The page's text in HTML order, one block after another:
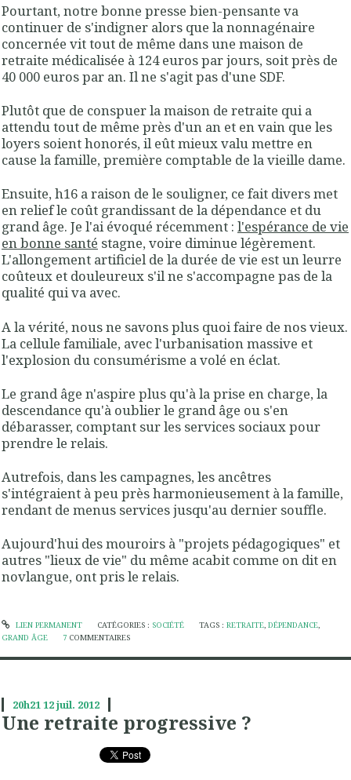
Pourtant, notre bonne presse bien-pensante va
continuer de s'indigner alors que la nonnagénaire
concernée vit tout de même dans une maison de
retraite médicalisée à 124 euros par jours, soit près de
40 000 euros par an. Il ne s'agit pas d'une SDF.
Plutôt que de conspuer la maison de retraite qui a
attendu tout de même près d'un an et en vain que les
loyers soient honorés, il eût mieux valu mettre en
cause la famille, première comptable de la vieille dame.
Ensuite, h16 a raison de le souligner, ce fait divers met
en relief le coût grandissant de la dépendance et du
grand âge. Je l'ai évoqué récemment : l'espérance de vie
en bonne santé stagne, voire diminue légèrement.
L'allongement artificiel de la durée de vie est un leurre
coûteux et douleureux s'il ne s'accompagne pas de la
qualité qui va avec.
A la vérité, nous ne savons plus quoi faire de nos vieux.
La cellule familiale, avec l'urbanisation massive et
l'explosion du consumérisme a volé en éclat.
Le grand âge n'aspire plus qu'à la prise en charge, la
descendance qu'à oublier le grand âge ou s'en
débarasser, comptant sur les services sociaux pour
prendre le relais.
Autrefois, dans les campagnes, les ancêtres
s'intégraient à peu près harmonieusement à la famille,
rendant de menus services jusqu'au dernier souffle.
Aujourd'hui des mouroirs à "projets pédagogiques" et
autres "lieux de vie" du même acabit comme on dit en
novlangue, ont pris le relais.
LIEN PERMANENT CATÉGORIES : SOCIÉTÉ TAGS :RETRAITE ,DÉPENDANCE
GRAND ÂGE
7 COMMENTAIRES
20h21 12juil. 2012
Une retraite progressive ?